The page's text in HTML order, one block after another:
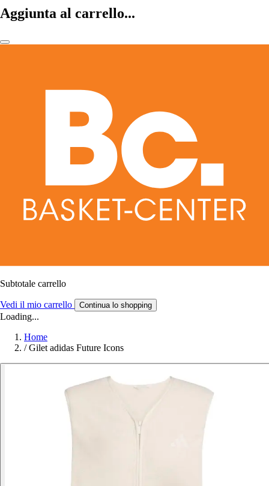
Aggiunta al carrello...
Subtotale carrello
Vedi il mio carrello Continua lo shopping
Loading...
Home
/ Gilet adidas Future Icons